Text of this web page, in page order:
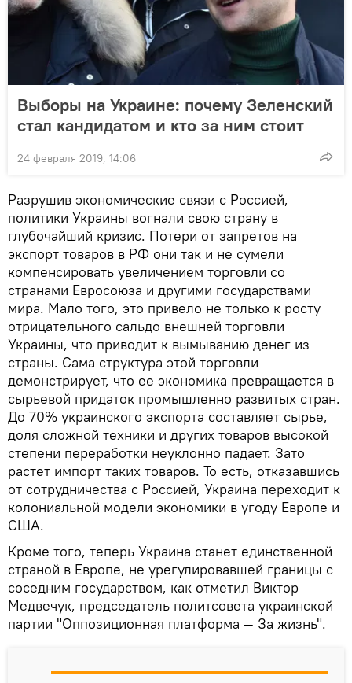
Выборы на Украине: почему Зеленский
стал кандидатом и кто за ним стоит
24 февраля 2019, 14:06
Разрушив экономические связи с Россией,
политики Украины вогнали свою страну в
глубочайший кризис. Потери от запретов на
экспорт товаров в РФ они так и не сумели
компенсировать увеличением торговли со
странами Евросоюза и другими государствами
мира. Мало того, это привело не только к росту
отрицательного сальдо внешней торговли
Украины, что приводит к вымыванию денег из
страны. Сама структура этой торговли
демонстрирует, что ее экономика превращается в
сырьевой придаток промышленно развитых стран.
До 70% украинского экспорта составляет сырье,
доля сложной техники и других товаров высокой
степени переработки неуклонно падает. Зато
растет импорт таких товаров. То есть, отказавшись
от сотрудничества с Россией, Украина переходит к
колониальной модели экономики в угоду Европе и
США.
Кроме того, теперь Украина станет единственной
страной в Европе, не урегулировавшей границы с
соседним государством, как отметил Виктор
Медвечук, председатель политсовета украинской
партии "Оппозиционная платформа — За жизнь".